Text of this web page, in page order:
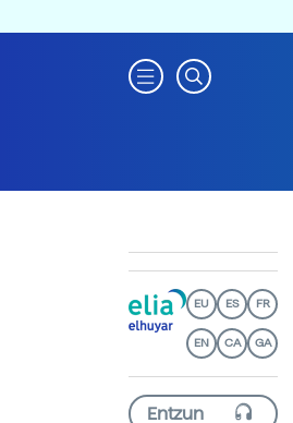
EU ES FR
EN CA GA